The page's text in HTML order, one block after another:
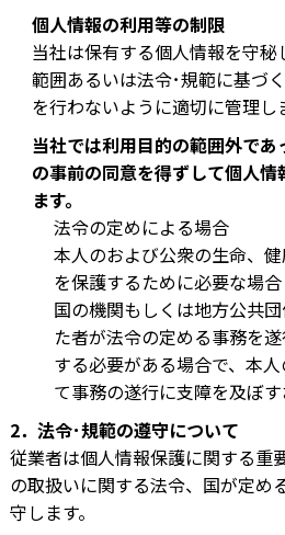
個人情報の利用等の制限
当社は保有する個人情報を守
範囲あるいは法令･規範に基づ
を行わないように適切に管理し
当社では利用目的の範囲外で
の事前の同意を得ずして個人情
ます。
法令の定めによる場合
本人のおよび公衆の生命、
を保護するために必要な場合
国の機関もしくは地方公共
た者が法令の定める事務を
する必要がある場合で、本
て事務の遂行に支障を及ぼ
2．法令･規範の遵守について
従業者は個人情報保護に関する重
の取扱いに関する法令、国が定め
守します。